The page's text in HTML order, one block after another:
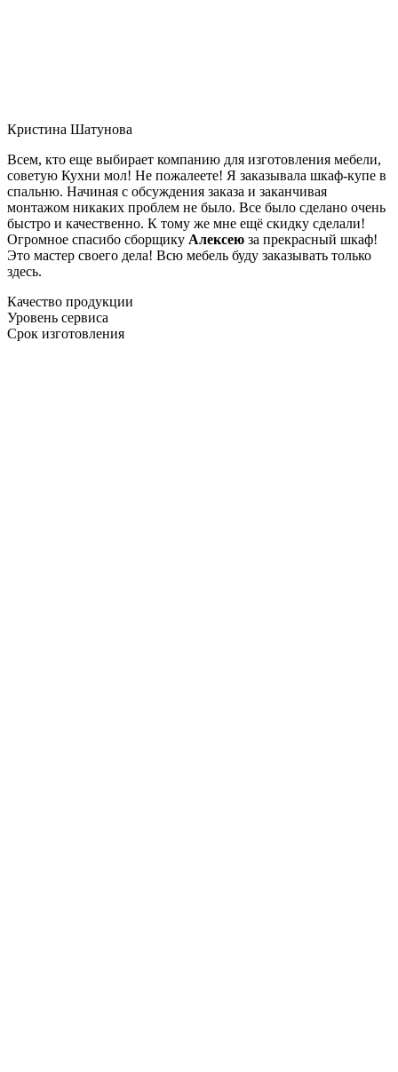
Кристина Шатунова
Всем, кто еще выбирает компанию для изготовления мебели,
советую Кухни мол! Не пожалеете! Я заказывала шкаф-купе в
спальню. Начиная с обсуждения заказа и заканчивая
монтажом никаких проблем не было. Все было сделано очень
быстро и качественно. К тому же мне ещё скидку сделали!
Огромное спасибо сборщику Алексею за прекрасный шкаф!
Это мастер своего дела! Всю мебель буду заказывать только
здесь.
Качество продукции
Уровень сервиса
Срок изготовления